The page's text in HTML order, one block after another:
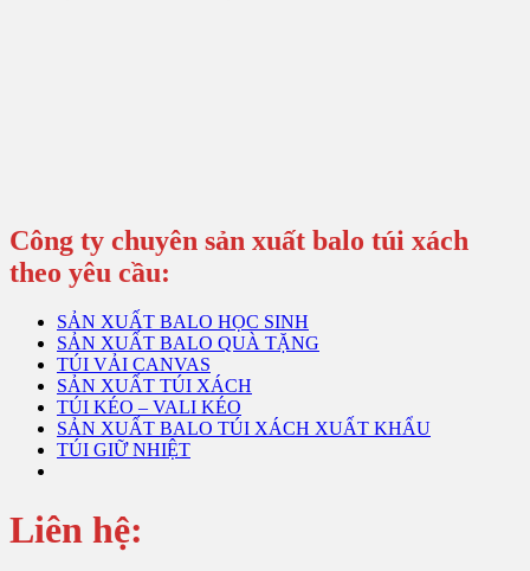
Công ty chuyên sản xuất balo túi xách
theo yêu cầu:
SẢN XUẤT BALO HỌC SINH
SẢN XUẤT BALO QUÀ TẶNG
TÚI VẢI CANVAS
SẢN XUẤT TÚI XÁCH
TÚI KÉO – VALI KÉO
SẢN XUẤT BALO TÚI XÁCH XUẤT KHẨU
TÚI GIỮ NHIỆT
Liên hệ: